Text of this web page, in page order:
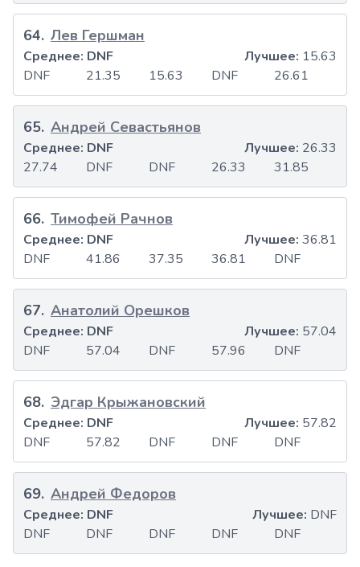
64. Лев Гершман
DNF 21.35 15.63 DNF 26.61
Среднее: DNF Лучшее: 15.63
65. Андрей Севастьянов
27.74 DNF DNF 26.33 31.85
Среднее: DNF Лучшее: 26.33
66. Тимофей Рачнов
DNF 41.86 37.35 36.81 DNF
Среднее: DNF Лучшее: 36.81
67. Анатолий Орешков
DNF 57.04 DNF 57.96 DNF
Среднее: DNF Лучшее: 57.04
68. Эдгар Крыжановский
DNF 57.82 DNF DNF DNF
Среднее: DNF Лучшее: 57.82
69. Андрей Федоров
DNF DNF DNF DNF DNF
Среднее: DNF Лучшее: DNF